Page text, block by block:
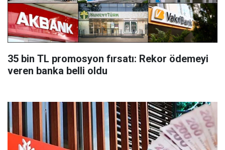
35 bin TL promosyon fırsatı: Rekor ödemeyi
veren banka belli oldu